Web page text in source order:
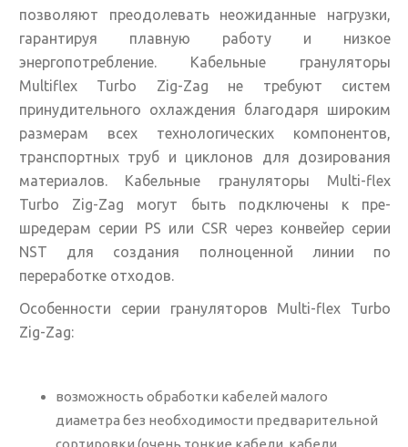
позволяют преодолевать неожиданные нагрузки,
гарантируя плавную работу и низкое
энергопотребление. Кабельные грануляторы
Multiflex Turbo Zig-Zag не требуют систем
принудительного охлаждения благодаря широким
размерам всех технологических компонентов,
транспортных труб и циклонов для дозирования
материалов. Кабельные грануляторы Multi-flex
Turbo Zig-Zag могут быть подключены к пре-
шредерам серии PS или CSR через конвейер серии
NST для создания полноценной линии по
переработке отходов.
Особенности серии грануляторов Multi-flex Turbo
Zig-Zag:
возможность обработки кабелей малого
диаметра без необходимости предварительной
сортировки (очень тонкие кабели, кабели